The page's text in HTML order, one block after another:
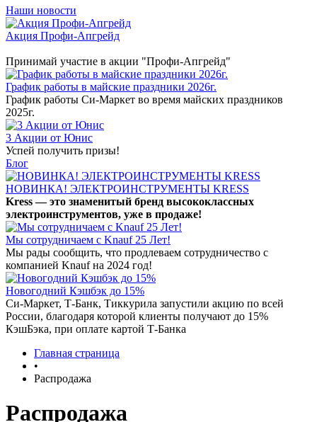
Наши новости
Акция Профи-Апгрейд
Принимай участие в акции "Профи-Апгрейд"
График работы в майские праздники 2026г.
График работы Си-Маркет во время майских праздников
2025г.
3 Акции от Юнис
Успей получить призы!
Блог
НОВИНКА! ЭЛЕКТРОИНСТРУМЕНТЫ KRESS
Kress — это знаменитый бренд высококлассных
электроинструментов, уже в продаже!
Мы сотрудничаем с Knauf 25 Лет!
Мы рады сообщить, что продлеваем сотрудничество с
компанией Knauf на 2024 год!
Новогодний Кэшбэк до 15%
Си-Маркет, Т-Банк, Тиккурила запустили акцию по всей
России, благодаря которой клиенты получают до 15%
КэшБэка, при оплате картой Т-Банка
Главная страница
•
Распродажа
Распродажа